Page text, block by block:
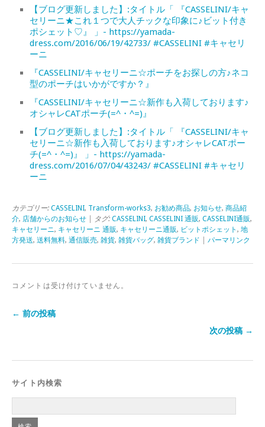
【ブログ更新しました】:タイトル「 『CASSELINI/キャ
セリーニ★これ１つで大人チックな印象に♪ビット付き
ポシェット♡』 」- https://yamada-
dress.com/2016/06/19/42733/ #CASSELINI #キャセリ
ーニ
『CASSELINI/キャセリーニ☆ポーチをお探しの方♪ネコ
型のポーチはいかがですか？』
『CASSELINI/キャセリーニ☆新作も入荷しております♪
オシャレCATポーチ(=^・^=)』
【ブログ更新しました】:タイトル「 『CASSELINI/キャ
セリーニ☆新作も入荷しております♪オシャレCATポー
チ(=^・^=)』 」- https://yamada-
dress.com/2016/07/04/43243/ #CASSELINI #キャセリ
ーニ
カテゴリー: CASSELINI, Transform-works3, お勧め商品, お知らせ, 商品紹
介, 店舗からのお知らせ | タグ: CASSELINI, CASSELINI 通販, CASSELINI通販,
キャセリーニ, キャセリーニ 通販, キャセリーニ通販, ビットポシェット , 地
方発送, 送料無料, 通信販売, 雑貨, 雑貨バッグ, 雑貨ブランド パーマリンク
コメントは受け付けていません。
← 前の投稿
次の投稿 →
サイト内検索